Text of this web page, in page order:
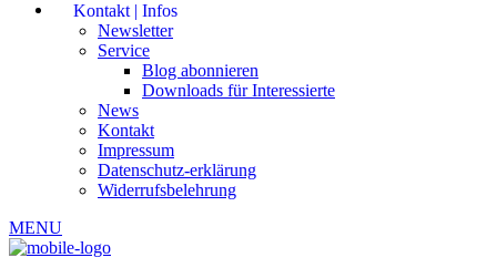
Kontakt | Infos
Newsletter
Service
Blog abonnieren
Downloads für Interessierte
News
Kontakt
Impressum
Datenschutz-erklärung
Widerrufsbelehrung
MENU